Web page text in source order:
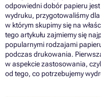
odpowiedni dobór papieru
wydruku, przygotowaliśmy
w którym skupimy się na
tego artykułu zajmiemy się
popularnymi rodzajami
podczas drukowania.
w aspekcie zastosowania,
od tego, co potrzebujemy